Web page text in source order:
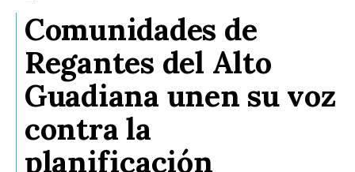
Comunidades de
Regantes del Alto
Guadiana unen su voz
contra la
planificación